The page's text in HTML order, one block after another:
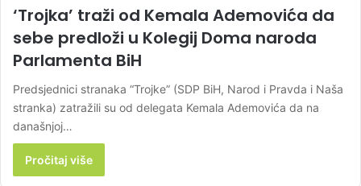
‘Trojka’ traži od Kemala Ademovića da
sebe predloži u Kolegij Doma naroda
Parlamenta BiH
Predsjednici stranaka “Trojke” (SDP BiH, Narod i Pravda i Naša
stranka) zatražili su od delegata Kemala Ademovića da na
današnjoj…
Pročitaj više